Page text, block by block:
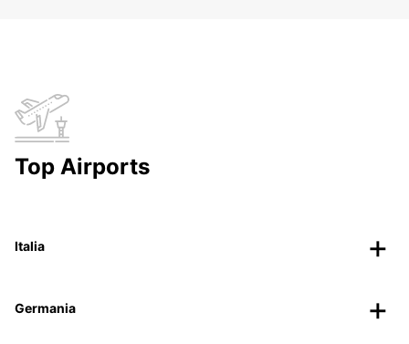
Top Airports
Italia
Germania